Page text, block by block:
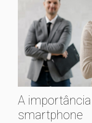
A
smartphone